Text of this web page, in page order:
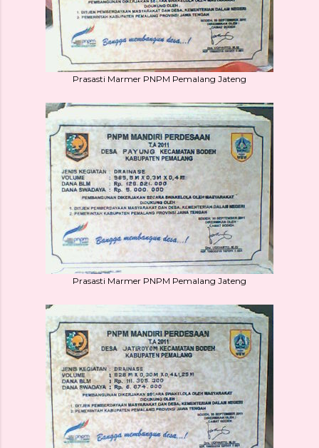
Prasasti Marmer PNPM Pemalang Jateng
Prasasti Marmer PNPM Pemalang Jateng